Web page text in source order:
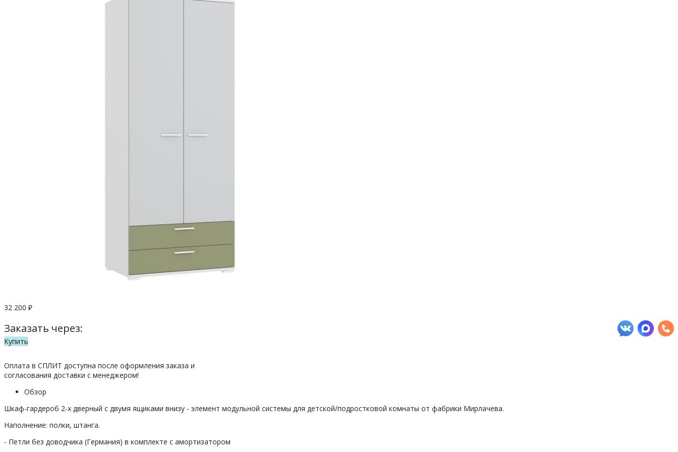
32 200 ₽
Заказать через:
Купить
Оплата в СПЛИТ доступна после оформления заказа и
согласования доставки с менеджером!
Обзор
Шкаф-гардероб 2-х дверный с двумя ящиками внизу - элемент модульной системы для детской/подростковой комнаты от фабрики Мирлачева.
Наполнение: полки, штанга.
- Петли без доводчика (Германия) в комплекте с амортизатором